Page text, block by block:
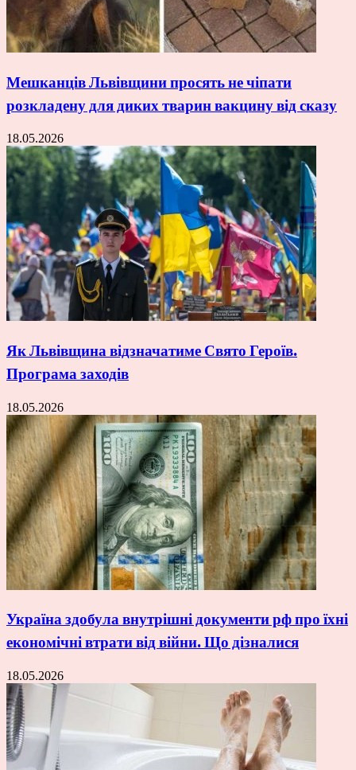
Мешканців Львівщини просять не чіпати
розкладену для диких тварин вакцину від сказу
18.05.2026
Як Львівщина відзначатиме Свято Героїв.
Програма заходів
18.05.2026
Україна здобула внутрішні документи рф про їхні
економічні втрати від війни. Що дізналися
18.05.2026